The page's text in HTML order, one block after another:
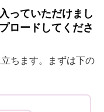
っていただけまし
ロードしてくださ
ちます。まずは下の